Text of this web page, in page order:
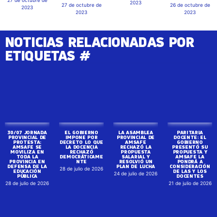
2023
27 de octubre de
2023
2023
26 de octubre de
2023
NOTICIAS RELACIONADAS POR
ETIQUETAS #
30/07 JORNADA
PROVINCIAL DE
PROTESTA:
AMSAFE SE
MOVILIZA EN
TODA LA
PROVINCIA EN
DEFENSA DE LA
EDUCACIÓN
PÚBLICA
28 de julio de 2026
EL GOBIERNO
IMPONE POR
DECRETO LO QUE
LA DOCENCIA
RECHAZÓ
DEMOCRÁTICAME
NTE
28 de julio de 2026
LA ASAMBLEA
PROVINCIAL DE
AMSAFE
RECHAZÓ LA
PROPUESTA
SALARIAL Y
RESOLVIÓ UN
PLAN DE LUCHA
24 de julio de 2026
PARITARIA
DOCENTE: EL
GOBIERNO
PRESENTÓ SU
PROPUESTA Y
AMSAFE LA
PONDRÁ A
CONSIDERACIÓN
DE LAS Y LOS
DOCENTES
21 de julio de 2026